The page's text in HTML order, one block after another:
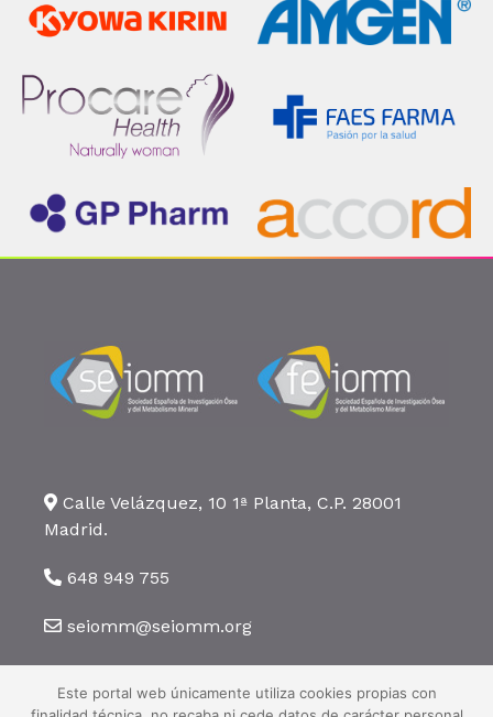
Calle Velázquez, 10 1ª Planta, C.P. 28001
Madrid.
648 949 755
seiomm@seiomm.org
Este portal web únicamente utiliza cookies propias con